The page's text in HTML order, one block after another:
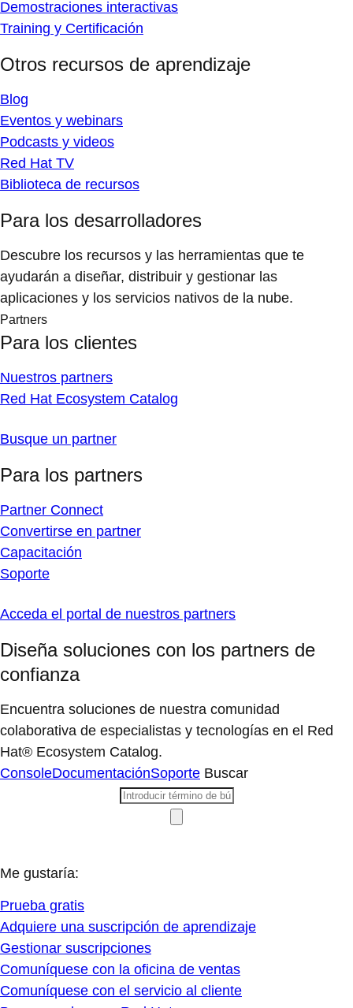
Demostraciones interactivas
Training y Certificación
Otros recursos de aprendizaje
Blog
Eventos y webinars
Podcasts y videos
Red Hat TV
Biblioteca de recursos
Para los desarrolladores
Descubre los recursos y las herramientas que te
ayudarán a diseñar, distribuir y gestionar las
aplicaciones y los servicios nativos de la nube.
Partners
Para los clientes
Nuestros partners
Red Hat Ecosystem Catalog
Busque un partner
Para los partners
Partner Connect
Convertirse en partner
Capacitación
Soporte
Acceda el portal de nuestros partners
Diseña soluciones con los partners de
confianza
Encuentra soluciones de nuestra comunidad
colaborativa de especialistas y tecnologías en el Red
Hat® Ecosystem Catalog.
ConsoleDocumentaciónSoporte Buscar
Me gustaría:
Prueba gratis
Adquiere una suscripción de aprendizaje
Gestionar suscripciones
Comuníquese con la oficina de ventas
Comuníquese con el servicio al cliente